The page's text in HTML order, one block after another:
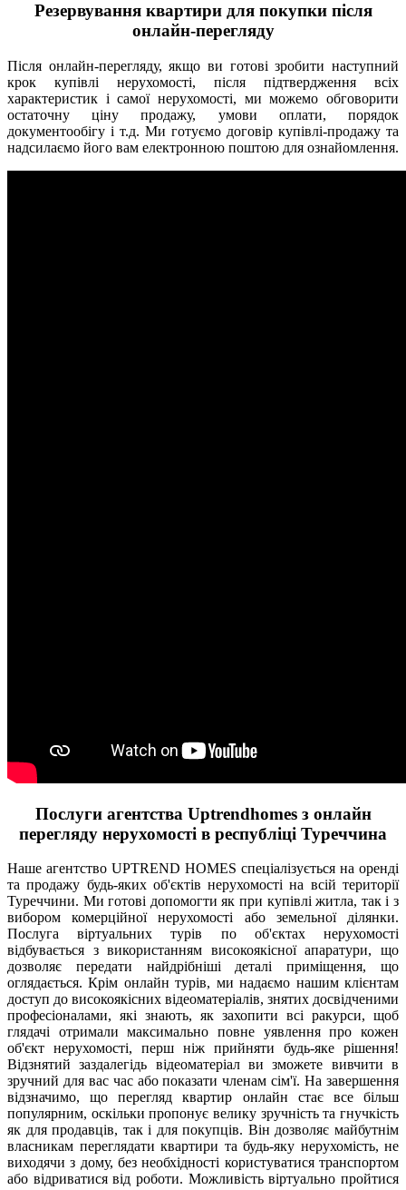
Резервування квартири для покупки після
онлайн-перегляду
Після онлайн-перегляду, якщо ви готові зробити наступний
крок купівлі нерухомості, після підтвердження всіх
характеристик і самої нерухомості, ми можемо обговорити
остаточну ціну продажу, умови оплати, порядок
документообігу і т.д. Ми готуємо договір купівлі-продажу та
надсилаємо його вам електронною поштою для ознайомлення.
Послуги агентства Uptrendhomes з онлайн
перегляду нерухомості в республіці Туреччина
Наше агентство UPTREND HOMES спеціалізується на оренді
та продажу будь-яких об'єктів нерухомості на всій території
Туреччини. Ми готові допомогти як при купівлі житла, так і з
вибором комерційної нерухомості або земельної ділянки.
Послуга віртуальних турів по об'єктах нерухомості
відбувається з використанням високоякісної апаратури, що
дозволяє передати найдрібніші деталі приміщення, що
оглядається. Крім онлайн турів, ми надаємо нашим клієнтам
доступ до високоякісних відеоматеріалів, знятих досвідченими
професіоналами, які знають, як захопити всі ракурси, щоб
глядачі отримали максимально повне уявлення про кожен
об'єкт нерухомості, перш ніж прийняти будь-яке рішення!
Відзнятий заздалегідь відеоматеріал ви зможете вивчити в
зручний для вас час або показати членам сім'ї. На завершення
відзначимо, що перегляд квартир онлайн стає все більш
популярним, оскільки пропонує велику зручність та гнучкість
як для продавців, так і для покупців. Він дозволяє майбутнім
власникам переглядати квартири та будь-яку нерухомість, не
виходячи з дому, без необхідності користуватися транспортом
або відриватися від роботи. Можливість віртуально пройтися